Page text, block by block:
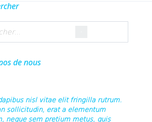
de nous
nisl vitae elit fringilla rutrum.
sollicitudin, erat a elementum
neque sem pretium metus, quis